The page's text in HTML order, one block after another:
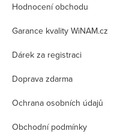
Hodnocení obchodu
Garance kvality WiNAM.cz
Dárek za registraci
Doprava zdarma
Ochrana osobních údajů
Obchodní podmínky